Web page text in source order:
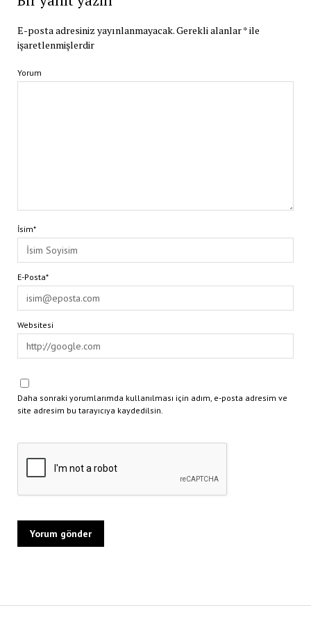
E-posta adresiniz yayınlanmayacak.Gerekli alanlar*ile
işaretlenmişlerdir
Yorum
İsim*
E-Posta*
Websitesi
Daha sonraki yorumlarımda kullanılması için adım, e-posta adresim ve
site adresim bu tarayıcıya kaydedilsin.